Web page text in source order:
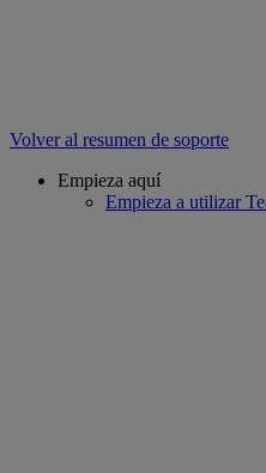
Volver al resumen de soporte
Empieza aquí
Empieza a utilizar